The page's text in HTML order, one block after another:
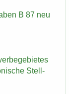
B 87 neu
Stell­